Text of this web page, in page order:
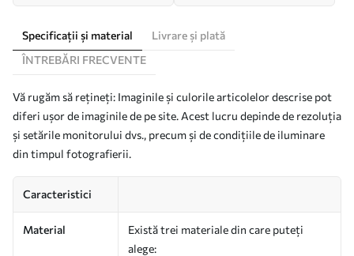
Specificații și material
Livrare și plată
ÎNTREBĂRI FRECVENTE
Vă rugăm să rețineți: Imaginile și culorile articolelor descrise pot
diferi ușor de imaginile de pe site. Acest lucru depinde de rezoluția
și setările monitorului dvs., precum și de condițiile de iluminare
din timpul fotografierii.
Caracteristici
Material
Există trei materiale din care puteți
alege: